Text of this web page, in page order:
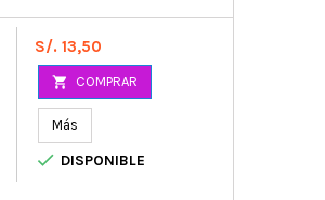
Precio
S/. 13,50
 COMPRAR
Más
 DISPONIBLE